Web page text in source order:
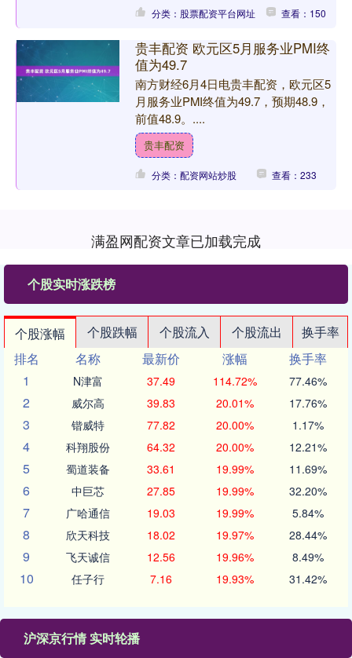
分类：股票配资平台网址 查看：150
贵丰配资 欧元区5月服务业PMI终
值为49.7
南方财经6月4日电贵丰配资，欧元区5
月服务业PMI终值为49.7，预期48.9，
前值48.9。....
贵丰配资
分类：配资网站炒股 查看：233
满盈网配资文章已加载完成
个股实时涨跌榜
个股涨幅 个股跌幅 个股流入 个股流出
换手率
排名
名称 最新价 涨幅
换手率
1
N津富 37.49 114.72% 77.46%
2 威尔高 39.83 20.01% 17.76%
3 锴威特 77.82 20.00% 1.17%
4 科翔股份 64.32 20.00% 12.21%
5 蜀道装备 33.61 19.99% 11.69%
6 中巨芯 27.85 19.99% 32.20%
7 广哈通信 19.03 19.99% 5.84%
8 欣天科技 18.02 19.97% 28.44%
9 飞天诚信 12.56 19.96% 8.49%
10 任子行 7.16 19.93% 31.42%
沪深京行情 实时轮播